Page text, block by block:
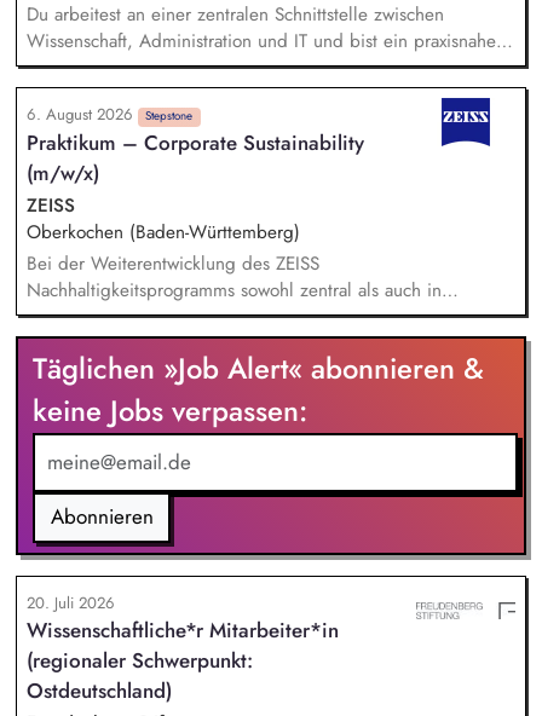
Du arbeitest an einer zentralen Schnittstelle zwischen
Wissenschaft, Administration und IT und bist ein praxisnaher
Allrounder in den verschiedenen Themenbereichen. In dieser
Rolle betreust Du unsere Bibliothek, entwickelst unser
Forschungsinformationssystem (FIS) und das institutionelle
Forschungsdatenmanagement (FDM) weiter. Du sicherst die
Qualität und Nachvollziehbarkeit von
Forschungsinformationen und unterstützt durch Analysen,
Kennzahlen und Berichte die strategische Steuerung des
Instituts.
6. August 2026 Stepstone
Praktikum – Corporate Sustainability
(m/w/x)
ZEISS
Oberkochen (Baden-Württemberg)
Bei der Weiterentwicklung des ZEISS
Nachhaltigkeitsprogramms sowohl zentral als auch in
Zusammenarbeit mit den strategischen Geschäftseinheiten
unterstützen Bei der Nachhaltigkeitsberichterstattung
unterstützen, einschließlich der Berücksichtigung gesetzlicher
Anforderungen und unserer Klimastrategie nach anerkannten
Standards (z. B. CSRD, EU-Taxonomie, LKSG, CSDDD, SBTi).
Recherchen und Analysen zu aktuellen Nachhaltigkeitsthemen
anfertigen Datenrecherchen und ggf. Daten-Modellierungen
durchführen Das Sustainability Team bei Unternehmensratings,
insbesondere CDP und EcoVadis, unterstützen
Täglichen »Job Alert« abonnieren &
keine Jobs verpassen:
Abonnieren
20. Juli 2026
Wissenschaftliche*r Mitarbeiter*in
(regionaler Schwerpunkt:
Ostdeutschland)